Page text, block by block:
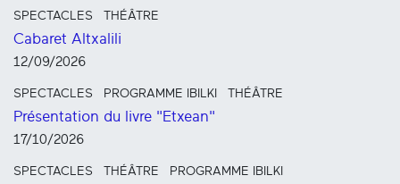
SPECTACLES THÉÂTRE
Cabaret Altxalili
12/09/2026
SPECTACLES PROGRAMME IBILKI THÉÂTRE
Présentation du livre "Etxean"
17/10/2026
SPECTACLES THÉÂTRE PROGRAMME IBILKI